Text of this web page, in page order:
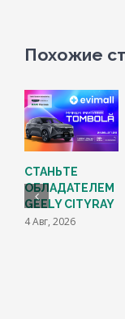
Похожие
СТАНЬТЕ
ОБЛАДАТЕЛЕМ
GEELY CITYRAY
4 Авг, 2026